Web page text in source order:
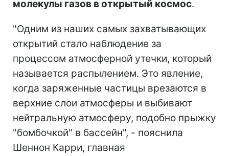
молекулы газов в открытый космос.
"Одним из наших самых захватывающих
открытий стало наблюдение за
процессом атмосферной утечки, который
называется распылением. Это явление,
когда заряженные частицы врезаются в
верхние слои атмосферы и выбивают
нейтральную атмосферу, подобно прыжку
"бомбочкой" в бассейн", - пояснила
Шеннон Карри, главная